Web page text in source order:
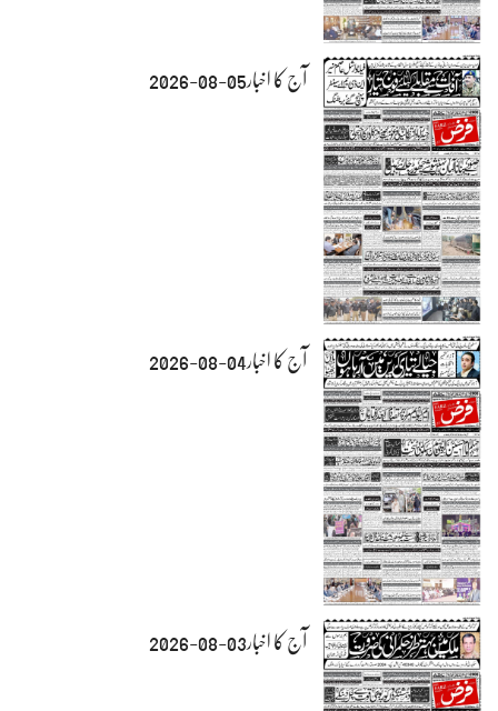
آج کا اخبار05-08-2026
آج کا اخبار04-08-2026
آج کا اخبار03-08-2026